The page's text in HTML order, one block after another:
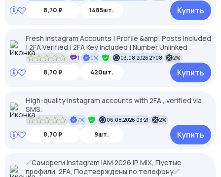
8,70 ₽ 1485шт. Купить
Fresh Instagram Accounts | Profile &amp; Posts Included
| 2FA Verified | 2FA Key Included | Number Unlinked
1 0% 03.08.2026 21:08 2%
8,70 ₽ 420шт. Купить
High-quality Instagram accounts with 2FA , verified via
SMS.
7% 06.08.2026 03:21 2%
8,70 ₽ 9шт. Купить
✅Самореги Instagram IAM 2026 IP MIX, Пустые
профили, 2FA, Подтверждены по телефону✅